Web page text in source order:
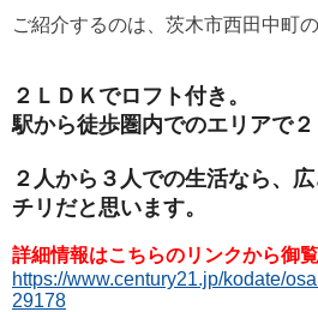
ご紹介するのは、茨木市西田中町
２ＬＤＫでロフト付き。
駅から徒歩圏内でのエリアで２
２人から３人での生活なら、
チリだと思います。
詳細情報はこちらのリンクから御
https://www.century21.jp/kodate/
29178